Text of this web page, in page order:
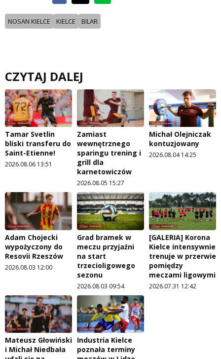
NOSAN KIELCE KIELCE BILAR
CZYTAJ DALEJ
Tamar Svetlin
bliski transferu do
Saint-Etienne!
2026.08.06 13:51
Zamiast
wewnętrznego
sparingu trening i
grill dla
karnetowiczów
2026.08.05 15:27
Michał Olejniczak
kontuzjowany
2026.08.04 14:25
Adam Chojecki
wypożyczony do
Resovii Rzeszów
2026.08.03 12:00
Grad bramek w
meczu przyjaźni
na start
trzecioligowego
sezonu
2026.08.03 09:54
[GALERIA] Korona
Kielce intensywnie
trenuje w przerwie
pomiędzy
meczami ligowymi
2026.07.31 12:42
Mateusz Głowiński
i Michał Niedbała
Industria Kielce
poznała terminy